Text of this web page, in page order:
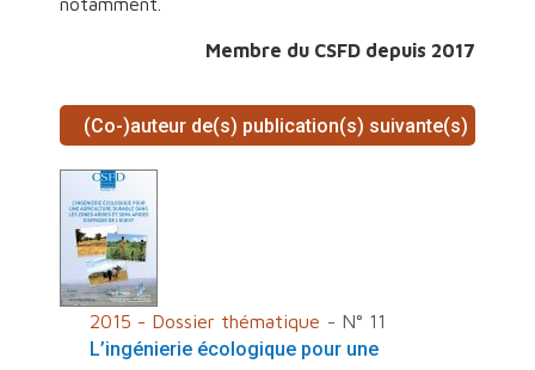
Membre du CSFD depuis 2017
(Co-)auteur de(s) publication(s) suivante(s)
2015 - Dossier thématique - N° 11
L’ingénierie écologique pour une